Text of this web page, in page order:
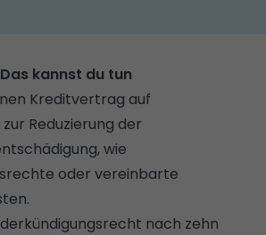
Das kannst du tun
Kreditvertrag auf
Reduzierung der
wie
oder vereinbarte
nach zehn